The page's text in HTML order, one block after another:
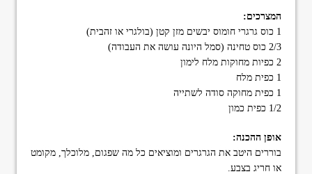
המצרכים:
1 כוס גרגרי חומוס יבשים מזן קטן (בולגרי או זהבית)
2/3 כוס טחינה (סמל היונה עושה את העבודה)
2 כפיות מחוקות מלח לימון
1 כפית מלח
1 כפית מחוקה סודה לשתייה
1/2 כפית כמון
אופן ההכנה:
בוררים היטב את הגרגרים ומוציאים כל מה שפגום, מלוכלך, מקומט
או חריג בצבע.